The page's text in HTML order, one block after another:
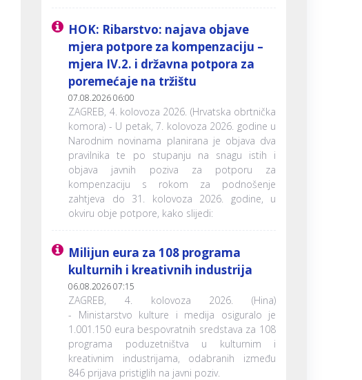
HOK: Ribarstvo: najava objave
mjera potpore za kompenzaciju –
mjera IV.2. i državna potpora za
poremećaje na tržištu
07.08.2026 06:00
ZAGREB, 4. kolovoza 2026. (Hrvatska obrtnička
komora) - U petak, 7. kolovoza 2026. godine u
Narodnim novinama planirana je objava dva
pravilnika te po stupanju na snagu istih i
objava javnih poziva za potporu za
kompenzaciju s rokom za podnošenje
zahtjeva do 31. kolovoza 2026. godine, u
okviru obje potpore, kako slijedi:
Milijun eura za 108 programa
kulturnih i kreativnih industrija
06.08.2026 07:15
ZAGREB, 4. kolovoza 2026. (Hina)
- Ministarstvo kulture i medija osiguralo je
1.001.150 eura bespovratnih sredstava za 108
programa poduzetništva u kulturnim i
kreativnim industrijama, odabranih između
846 prijava pristiglih na javni poziv.